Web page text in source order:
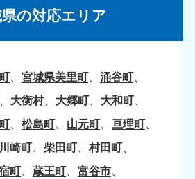
の対応エリア
宮城県美里町
涌谷町
大衡村 大郷町
大和町
松島町 山元町
亘理町
崎町 柴田町
村田町
町 蔵王町
富谷市